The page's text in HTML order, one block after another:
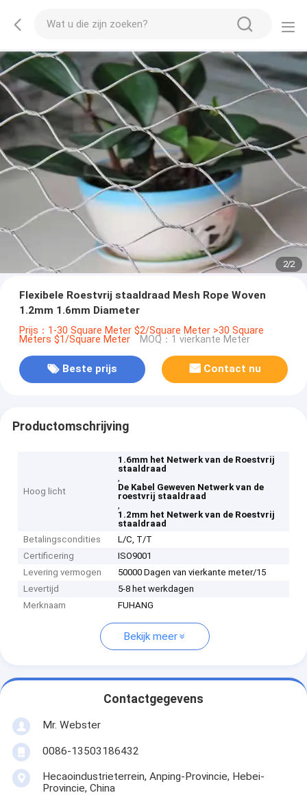
2/2
Flexibele Roestvrij staaldraad Mesh Rope Woven
1.2mm 1.6mm Diameter
Prijs：1-30 Square Meter $2/Square Meter >30 Square
Meters $1/Square Meter MOQ：1 vierkante Meter
Beste prijs Contact nu
Productomschrijving
Hoog licht
1.6mm het Netwerk van de Roestvrij
staaldraad
,
De Kabel Geweven Netwerk van de
roestvrij staaldraad
,
1.2mm het Netwerk van de Roestvrij
staaldraad
Betalingscondities
L/C, T/T
Certificering
ISO9001
Levering vermogen
50000 Dagen van vierkante meter/15
Levertijd
5-8 het werkdagen
Merknaam
FUHANG
Bekijk meer
Contactgegevens
Mr. Webster
0086-13503186432
Hecaoindustrieterrein, Anping-Provincie, Hebei-
Provincie, China